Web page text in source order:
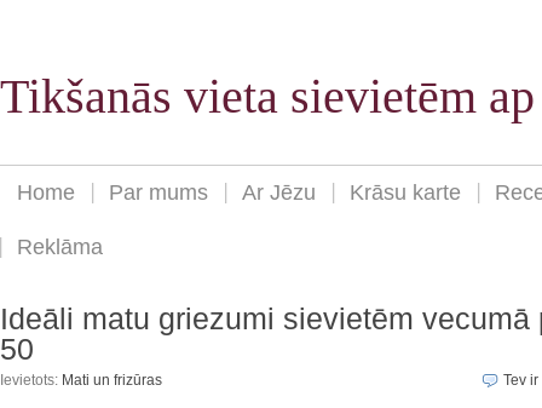
Tikšanās vieta sievietēm
Home Par mums Ar Jēzu Krāsu karte
Reklāma
Ideāli matu griezumi sievietēm vecumā
50
Ievietots: Mati un frizūras Tev ir